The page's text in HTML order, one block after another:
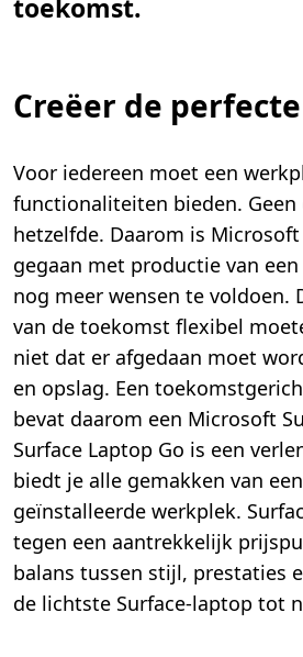
toekomst.
Creëer de
Voor iedereen moet een
functionaliteiten bieden. Geen
hetzelfde. Daarom is
gegaan met productie van
nog meer wensen te voldoen.
van de toekomst flexibel
niet dat er afgedaan moet
en opslag. Een
bevat daarom een Microsoft
Surface Laptop Go is een
biedt je alle gemakken van
geïnstalleerde werkplek.
tegen een aantrekkelijk
balans tussen stijl, prestaties
de lichtste Surface-laptop tot